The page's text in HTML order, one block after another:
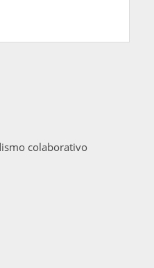
colaborativo